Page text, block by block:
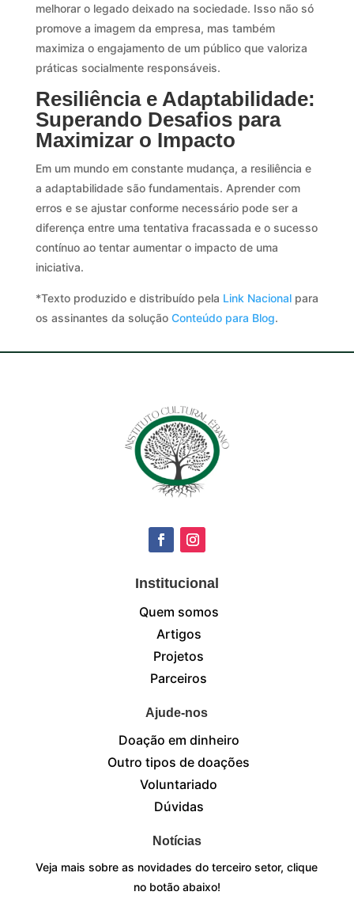
melhorar o legado deixado na sociedade. Isso não só
promove a imagem da empresa, mas também
maximiza o engajamento de um público que valoriza
práticas socialmente responsáveis.
Resiliência e Adaptabilidade:
Superando Desafios para
Maximizar o Impacto
Em um mundo em constante mudança, a resiliência e
a adaptabilidade são fundamentais. Aprender com
erros e se ajustar conforme necessário pode ser a
diferença entre uma tentativa fracassada e o sucesso
contínuo ao tentar aumentar o impacto de uma
iniciativa.
*Texto produzido e distribuído pela Link Nacionalpara
os assinantes da solução Conteúdo para Blog.
Institucional
Quem somos
Artigos
Projetos
Parceiros
Ajude-nos
Doação em dinheiro
Outro tipos de doações
Voluntariado
Dúvidas
Notícias
Veja mais sobre as novidades do terceiro setor, clique
no botão abaixo!